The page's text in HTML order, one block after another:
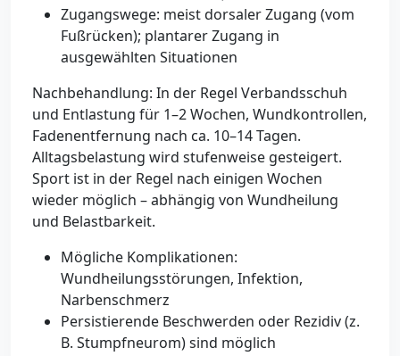
Zugangswege: meist dorsaler Zugang (vom
Fußrücken); plantarer Zugang in
ausgewählten Situationen
Nachbehandlung: In der Regel Verbandsschuh
und Entlastung für 1–2 Wochen, Wundkontrollen,
Fadenentfernung nach ca. 10–14 Tagen.
Alltagsbelastung wird stufenweise gesteigert.
Sport ist in der Regel nach einigen Wochen
wieder möglich – abhängig von Wundheilung
und Belastbarkeit.
Mögliche Komplikationen:
Wundheilungsstörungen, Infektion,
Narbenschmerz
Persistierende Beschwerden oder Rezidiv (z.
B. Stumpfneurom) sind möglich